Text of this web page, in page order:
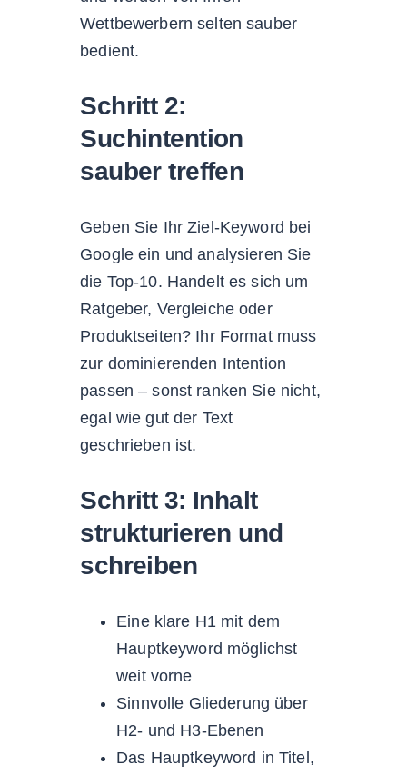
Wettbewerbern selten sauber
bedient.
Schritt 2:
Suchintention
sauber treffen
Geben Sie Ihr Ziel-Keyword bei
Google ein und analysieren Sie
die Top-10. Handelt es sich um
Ratgeber, Vergleiche oder
Produktseiten? Ihr Format muss
zur dominierenden Intention
passen – sonst ranken Sie nicht,
egal wie gut der Text
geschrieben ist.
Schritt 3: Inhalt
strukturieren und
schreiben
Eine klare H1 mit dem
Hauptkeyword möglichst
weit vorne
Sinnvolle Gliederung über
H2- und H3-Ebenen
Das Hauptkeyword in Titel,